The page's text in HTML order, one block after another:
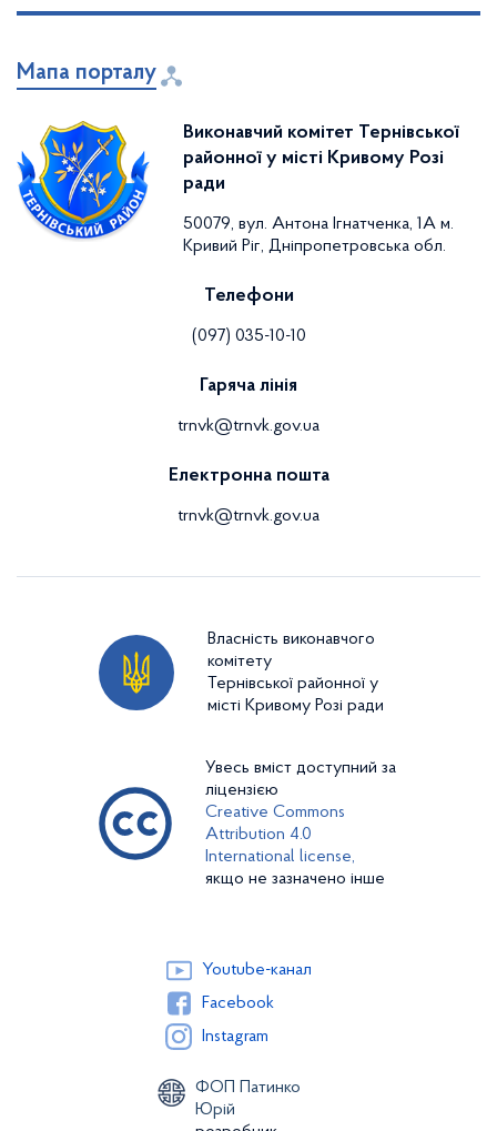
Мапа порталу
Виконавчий комітет Тернівської
районної у місті Кривому Розі
ради
50079, вул. Антона Ігнатченка, 1А м.
Кривий Ріг, Дніпропетровська обл.
Телефони
(097) 035-10-10
Гаряча лінія
trnvk@trnvk.gov.ua
Електронна пошта
trnvk@trnvk.gov.ua
Власність виконавчого
комітету
Тернівської районної у
місті Кривому Розі ради
Увесь вміст доступний за
ліцензією
Creative Commons
Attribution 4.0
International license,
якщо не зазначено інше
Youtube-канал
Facebook
Instagram
ФОП Патинко
Юрій